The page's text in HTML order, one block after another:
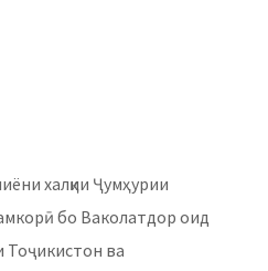
халқии Ҷумҳурии
бо Ваколатдор оид
Тоҷикистон ва